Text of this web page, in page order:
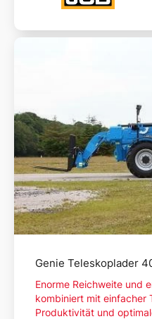
Genie Teleskoplader
Enorme Reichweite und
kombiniert mit einfacher
Produktivität und